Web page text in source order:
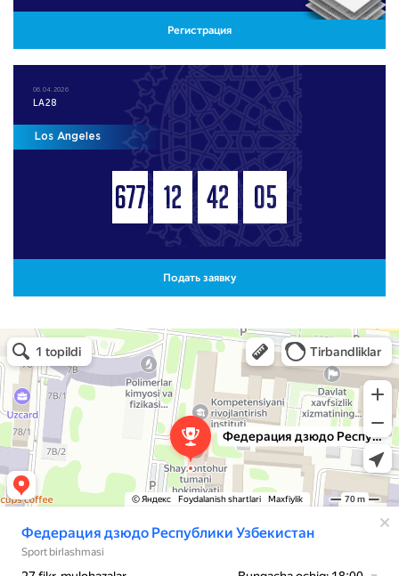
Регистрация
06.04.2026
LA28
Los Angeles
677 12
ЧАСОВ
42
МИНУТ
05
СЕКУНД
Подать заявку